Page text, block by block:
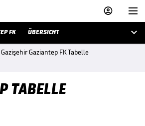


FK ÜBERSICHT 
Gazişehir Gaziantep FK Tabelle
TABELLE